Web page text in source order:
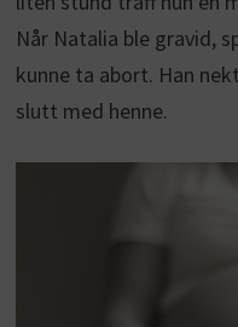
Når Natalia ble gravid,
kunne ta abort. Han
slutt med henne.